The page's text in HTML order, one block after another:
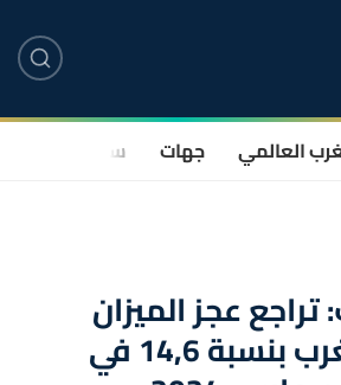
العالمي جهات سياسة
عجز الميزان
التجاري بالمغرب بنسبة 14,6 في